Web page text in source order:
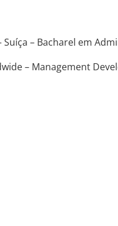
Suíça – Bacharel em
– Management